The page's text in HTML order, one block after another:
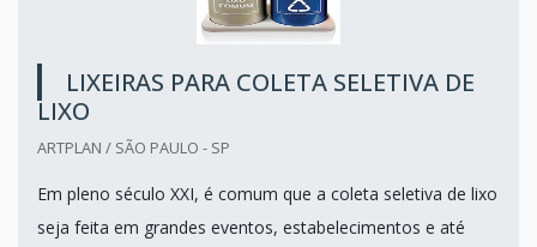
LIXEIRAS PARA COLETA SELETIVA DE
LIXO
ARTPLAN / SÃO PAULO - SP
Em pleno século XXI, é comum que a coleta seletiva de lixo
seja feita em grandes eventos, estabelecimentos e até